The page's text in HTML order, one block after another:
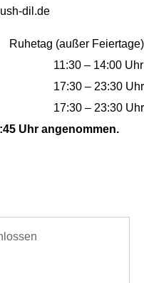
dil.de
Ruhetag (außer Feiertage)
11:30 – 14:00 Uhr
17:30 – 23:30 Uhr
17:30 – 23:30 Uhr
Uhr angenommen.